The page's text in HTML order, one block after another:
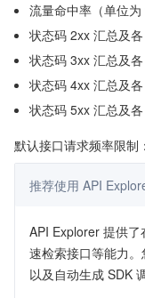
流量命中率（单位为
状态码 2xx 汇总及
状态码 3xx 汇总及
状态码 4xx 汇总及
状态码 5xx 汇总及
默认接口请求频率限制
推荐使用 API
API Explorer 提供
速检索接口等能力
以及自动生成 SDK